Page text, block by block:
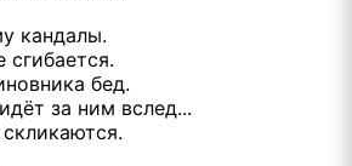
кандалы.
сгибается.
бед.
за ним вслед...